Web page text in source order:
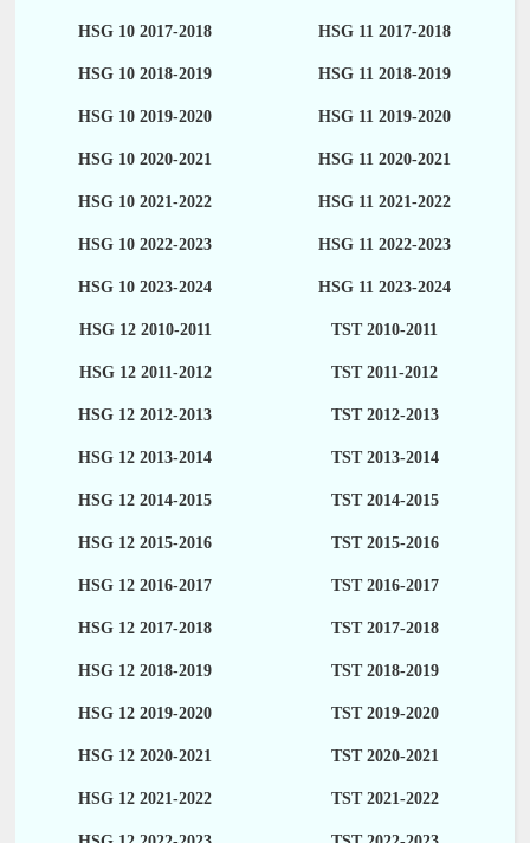
HSG 10 2017-2018 HSG 11 2017-2018
HSG 10 2018-2019 HSG 11 2018-2019
HSG 10 2019-2020 HSG 11 2019-2020
HSG 10 2020-2021 HSG 11 2020-2021
HSG 10 2021-2022 HSG 11 2021-2022
HSG 10 2022-2023 HSG 11 2022-2023
HSG 10 2023-2024 HSG 11 2023-2024
HSG 12 2010-2011 TST 2010-2011
HSG 12 2011-2012 TST 2011-2012
HSG 12 2012-2013 TST 2012-2013
HSG 12 2013-2014 TST 2013-2014
HSG 12 2014-2015 TST 2014-2015
HSG 12 2015-2016 TST 2015-2016
HSG 12 2016-2017 TST 2016-2017
HSG 12 2017-2018 TST 2017-2018
HSG 12 2018-2019 TST 2018-2019
HSG 12 2019-2020 TST 2019-2020
HSG 12 2020-2021 TST 2020-2021
HSG 12 2021-2022 TST 2021-2022